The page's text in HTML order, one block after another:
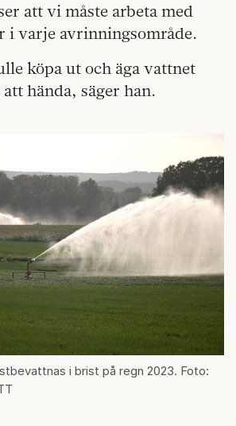
att vi måste arbeta med
i varje avrinningsområde.
köpa ut och äga vattnet
hända, säger han.
i brist på regn 2023. Foto: